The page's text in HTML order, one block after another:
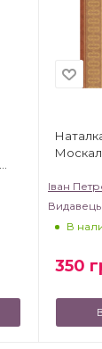
Іван
В
350